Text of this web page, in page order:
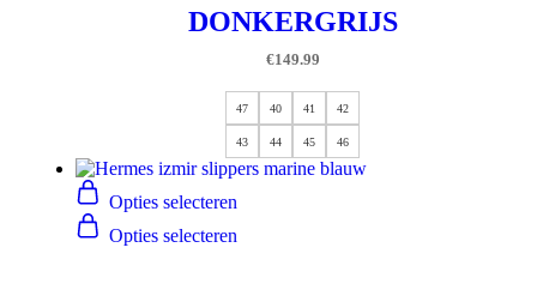
DONKERGRIJS
€149.99
47 40 41 42
43 44 45 46
Opties selecteren
Opties selecteren